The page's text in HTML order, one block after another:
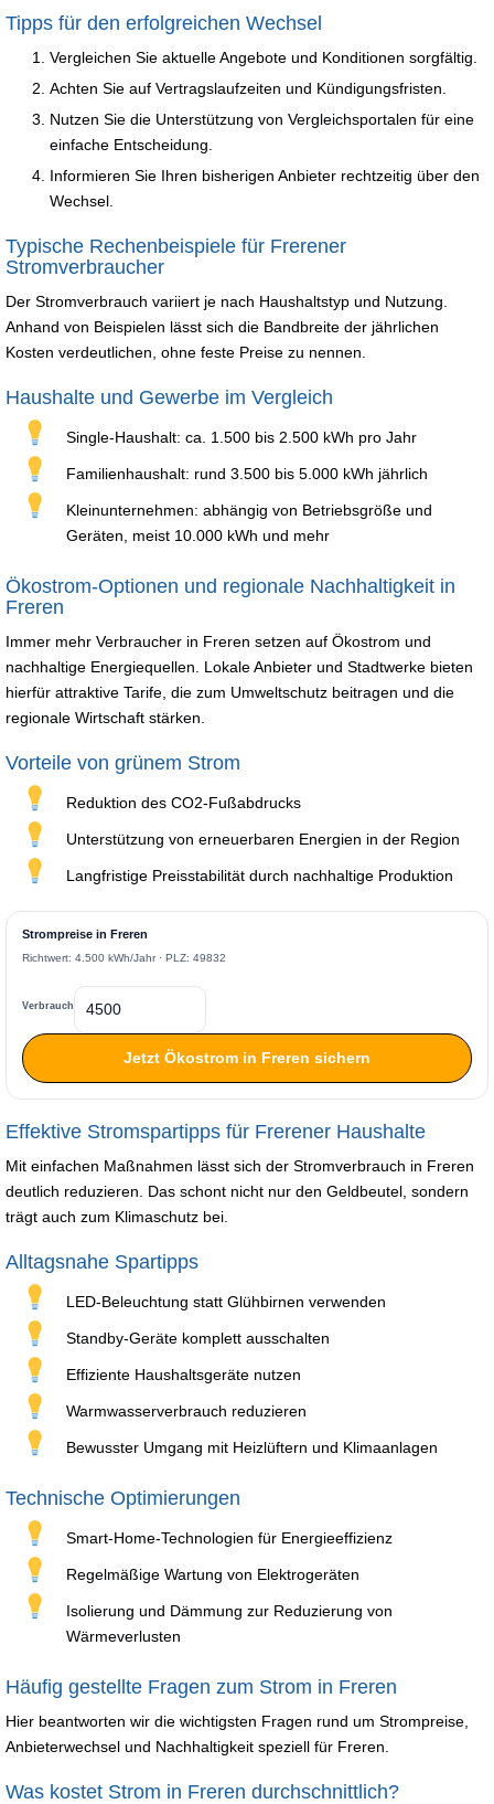
Tipps für den erfolgreichen Wechsel
Vergleichen Sie aktuelle Angebote und Konditionen sorgfältig.
Achten Sie auf Vertragslaufzeiten und Kündigungsfristen.
Nutzen Sie die Unterstützung von Vergleichsportalen für eine
einfache Entscheidung.
Informieren Sie Ihren bisherigen Anbieter rechtzeitig über den
Wechsel.
Typische Rechenbeispiele für Frerener
Stromverbraucher
Der Stromverbrauch variiert je nach Haushaltstyp und Nutzung.
Anhand von Beispielen lässt sich die Bandbreite der jährlichen
Kosten verdeutlichen, ohne feste Preise zu nennen.
Haushalte und Gewerbe im Vergleich
Single-Haushalt: ca. 1.500 bis 2.500 kWh pro Jahr
Familienhaushalt: rund 3.500 bis 5.000 kWh jährlich
Kleinunternehmen: abhängig von Betriebsgröße und
Geräten, meist 10.000 kWh und mehr
Ökostrom-Optionen und regionale Nachhaltigkeit in
Freren
Immer mehr Verbraucher in Freren setzen auf Ökostrom und
nachhaltige Energiequellen. Lokale Anbieter und Stadtwerke bieten
hierfür attraktive Tarife, die zum Umweltschutz beitragen und die
regionale Wirtschaft stärken.
Vorteile von grünem Strom
Reduktion des CO2-Fußabdrucks
Unterstützung von erneuerbaren Energien in der Region
Langfristige Preisstabilität durch nachhaltige Produktion
Strompreise in Freren
Richtwert: 4.500 kWh/Jahr · PLZ: 49832
Verbrauch
Jetzt Ökostrom in Freren sichern
Effektive Stromspartipps für Frerener Haushalte
Mit einfachen Maßnahmen lässt sich der Stromverbrauch in Freren
deutlich reduzieren. Das schont nicht nur den Geldbeutel, sondern
trägt auch zum Klimaschutz bei.
Alltagsnahe Spartipps
LED-Beleuchtung statt Glühbirnen verwenden
Standby-Geräte komplett ausschalten
Effiziente Haushaltsgeräte nutzen
Warmwasserverbrauch reduzieren
Bewusster Umgang mit Heizlüftern und Klimaanlagen
Technische Optimierungen
Smart-Home-Technologien für Energieeffizienz
Regelmäßige Wartung von Elektrogeräten
Isolierung und Dämmung zur Reduzierung von
Wärmeverlusten
Häufig gestellte Fragen zum Strom in Freren
Hier beantworten wir die wichtigsten Fragen rund um Strompreise,
Anbieterwechsel und Nachhaltigkeit speziell für Freren.
Was kostet Strom in Freren durchschnittlich?